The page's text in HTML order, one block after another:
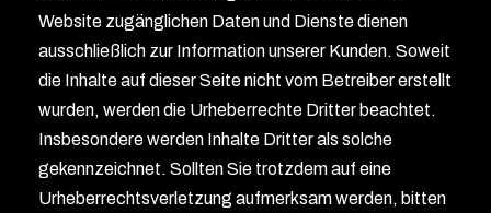
Website zugänglichen Daten und Dienste dienen
ausschließlich zur Information unserer Kunden. Soweit
die Inhalte auf dieser Seite nicht vom Betreiber erstellt
wurden, werden die Urheberrechte Dritter beachtet.
Insbesondere werden Inhalte Dritter als solche
gekennzeichnet. Sollten Sie trotzdem auf eine
Urheberrechtsverletzung aufmerksam werden, bitten